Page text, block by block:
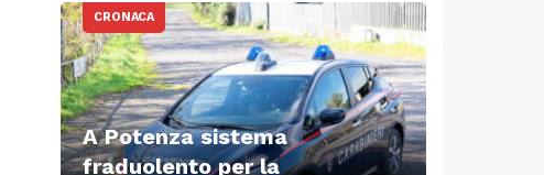
CRONACA
A Potenza sistema
fraduolento per la